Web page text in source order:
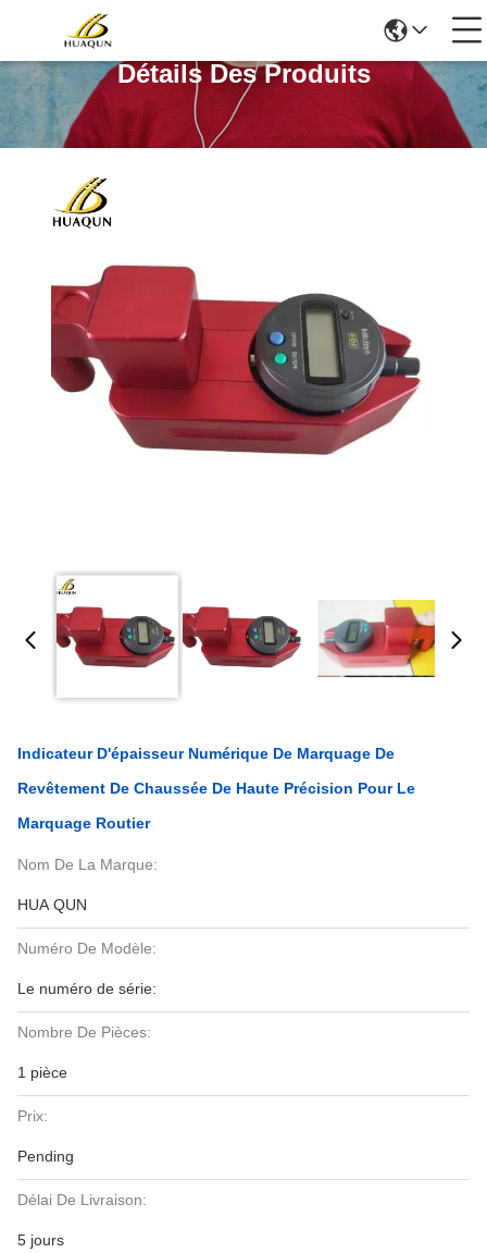
Détails Des Produits
Indicateur D'épaisseur Numérique De Marquage De
Revêtement De Chaussée De Haute Précision Pour Le
Marquage Routier
Nom De La Marque:
HUA QUN
Numéro De Modèle:
Le numéro de série:
Nombre De Pièces:
1 pièce
Prix:
Pending
Délai De Livraison:
5 jours